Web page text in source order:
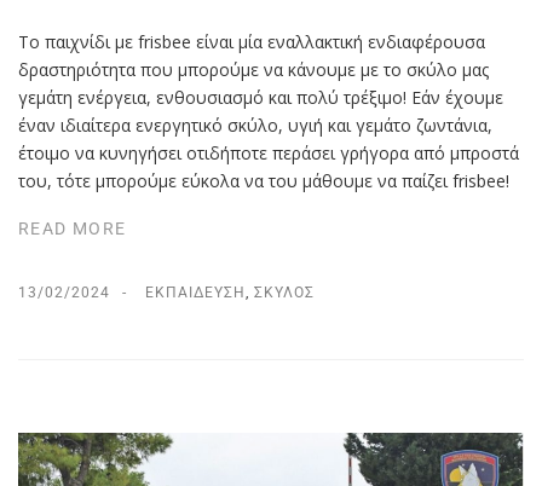
Το παιχνίδι με frisbee είναι μία εναλλακτική ενδιαφέρουσα
δραστηριότητα που μπορούμε να κάνουμε με το σκύλο μας
γεμάτη ενέργεια, ενθουσιασμό και πολύ τρέξιμο! Εάν έχουμε
έναν ιδιαίτερα ενεργητικό σκύλο, υγιή και γεμάτο ζωντάνια,
έτοιμο να κυνηγήσει οτιδήποτε περάσει γρήγορα από μπροστά
του, τότε μπορούμε εύκολα να του μάθουμε να παίζει frisbee!
READ MORE
13/02/2024 ΕΚΠΑΊΔΕΥΣΗ , ΣΚΎΛΟΣ